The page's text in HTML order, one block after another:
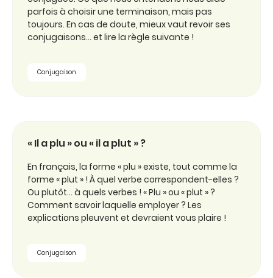
parfois à choisir une terminaison, mais pas
toujours. En cas de doute, mieux vaut revoir ses
conjugaisons… et lire la règle suivante !
Conjugaison
« Il a plu » ou « il a plut » ?
En français, la forme « plu » existe, tout comme la
forme « plut » ! À quel verbe correspondent-elles ?
Ou plutôt… à quels verbes ! « Plu » ou « plut » ?
Comment savoir laquelle employer ? Les
explications pleuvent et devraient vous plaire !
Conjugaison